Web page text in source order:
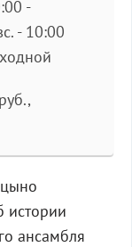
-
- 10:00
истории
ансамбля